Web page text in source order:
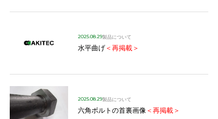
2025.08.29製品について
水平曲げ ＜再掲載＞
2025.08.29製品について
六角ボルトの首裏画像 ＜再掲載＞